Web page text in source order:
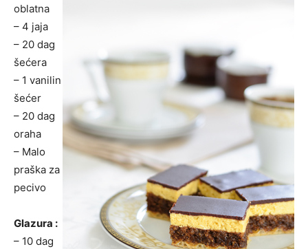
oblatna
– 4 jaja
– 20 dag
šećera
– 1 vanilin
šećer
– 20 dag
oraha
– Malo
praška za
pecivo
Glazura :
– 10 dag